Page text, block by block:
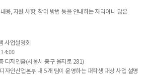
용, 지원 사항, 참여 방법 등을 안내하는 자리이니 많은
사업설명회
디자인홀(서울시 중구 을지로 281)
자인산업본부 내 5개 팀이 운영하는 대학생 대상 사업 설명